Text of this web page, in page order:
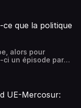
pas tout
Donald Trump a
de 25% sur les
Un
t-elle
que la politique
alors pour
ci un épisode par
Audrey Vuetaz
pas tout
sur un moment
politique de la
UE-Mercosur: